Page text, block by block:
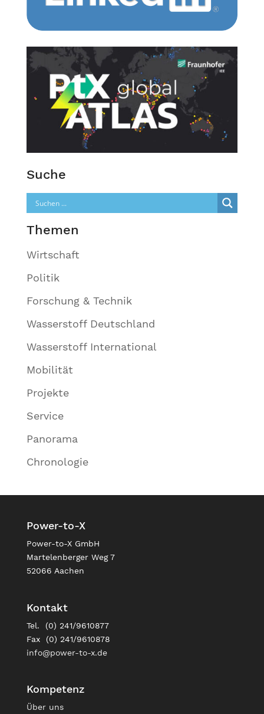
Suche
Themen
Wirtschaft
Politik
Forschung & Technik
Wasserstoff Deutschland
Wasserstoff International
Mobilität
Projekte
Service
Panorama
Chronologie
Power-to-X
Power-to-X GmbH
Martelenberger Weg 7
52066 Aachen
Kontakt
Tel. (0) 241/9610877
Fax (0) 241/9610878
info@power-to-x.de
Kompetenz
Über uns